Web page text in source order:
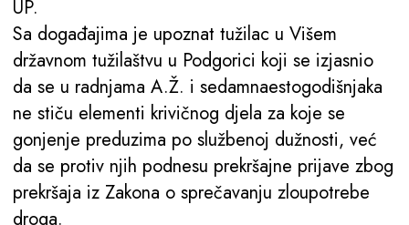
UP.
Sa događajima je upoznat tužilac u Višem
državnom tužilaštvu u Podgorici koji se izjasnio
da se u radnjama A.Ž. i sedamnaestogodišnjaka
ne stiču elementi krivičnog djela za koje se
gonjenje preduzima po službenoj dužnosti, već
da se protiv njih podnesu prekršajne prijave zbog
prekršaja iz Zakona o sprečavanju zloupotrebe
droga.